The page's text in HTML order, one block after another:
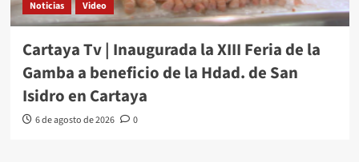
Noticias Video
Cartaya Tv | Inaugurada la XIII Feria de la
Gamba a beneficio de la Hdad. de San
Isidro en Cartaya
6 de agosto de 2026 0